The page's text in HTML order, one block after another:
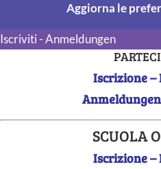
Aggiorna le
Iscriviti - Anmeldungen
Iscrizione –
Anmeldungen
SCUOLA
Iscrizione –